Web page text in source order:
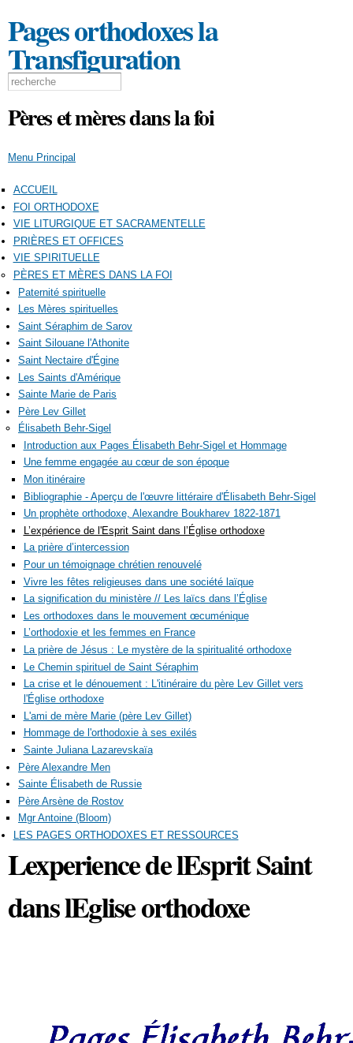
Pages orthodoxes la
Transfiguration
Formulaire de recherche
Search this site
Pères et mères dans la foi
Menu Principal
ACCUEIL
FOI ORTHODOXE
VIE LITURGIQUE ET SACRAMENTELLE
PRIÈRES ET OFFICES
VIE SPIRITUELLE
PÈRES ET MÈRES DANS LA FOI
Paternité spirituelle
Les Mères spirituelles
Saint Séraphim de Sarov
Saint Silouane l'Athonite
Saint Nectaire d'Égine
Les Saints d'Amérique
Sainte Marie de Paris
Père Lev Gillet
Élisabeth Behr-Sigel
Introduction aux Pages Élisabeth Behr-Sigel et Hommage
Une femme engagée au cœur de son époque
Mon itinéraire
Bibliographie - Aperçu de l'œuvre littéraire d'Élisabeth Behr-Sigel
Un prophète orthodoxe, Alexandre Boukharev 1822-1871
L’expérience de l'Esprit Saint dans l’Église orthodoxe
La prière d’intercession
Pour un témoignage chrétien renouvelé
Vivre les fêtes religieuses dans une société laïque
La signification du ministère // Les laïcs dans l’Église
Les orthodoxes dans le mouvement œcuménique
L’orthodoxie et les femmes en France
La prière de Jésus : Le mystère de la spiritualité orthodoxe
Le Chemin spirituel de Saint Séraphim
La crise et le dénouement : L'itinéraire du père Lev Gillet vers
l'Église orthodoxe
L'ami de mère Marie (père Lev Gillet)
Hommage de l'orthodoxie à ses exilés
Sainte Juliana Lazarevskaïa
Père Alexandre Men
Sainte Élisabeth de Russie
Père Arsène de Rostov
Mgr Antoine (Bloom)
LES PAGES ORTHODOXES ET RESSOURCES
Lexperience de lEsprit Saint
dans lEglise orthodoxe